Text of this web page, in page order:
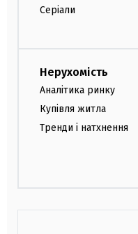
Серіали
Нерухомість
Аналітика ринку
Купівля житла
Тренди і натхнення